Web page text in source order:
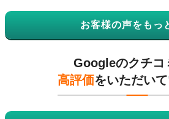
お客様の声をもっ
Googleのクチコ
高評価をいただいて